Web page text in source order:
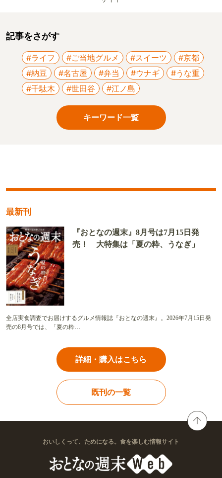
記事をさがす
#ライフ #ご当地グルメ #スイーツ
#京都
#納豆
#名古屋 #弁当 #ウナギ
#うな重
#千駄木
#世田谷 #江ノ島
キーワード一覧
最新刊
『おとなの週末』8月号は7月15日発
売！ 大特集は「夏の粋、うなぎ」
全店実食調査でお届けするグルメ情報誌『おとなの週末』。2026年7月15日発
売の8月号では、「夏の粋…
詳細・購入はこちら
既刊の一覧
おいしくって、ためになる。食を楽しむ情報サイト